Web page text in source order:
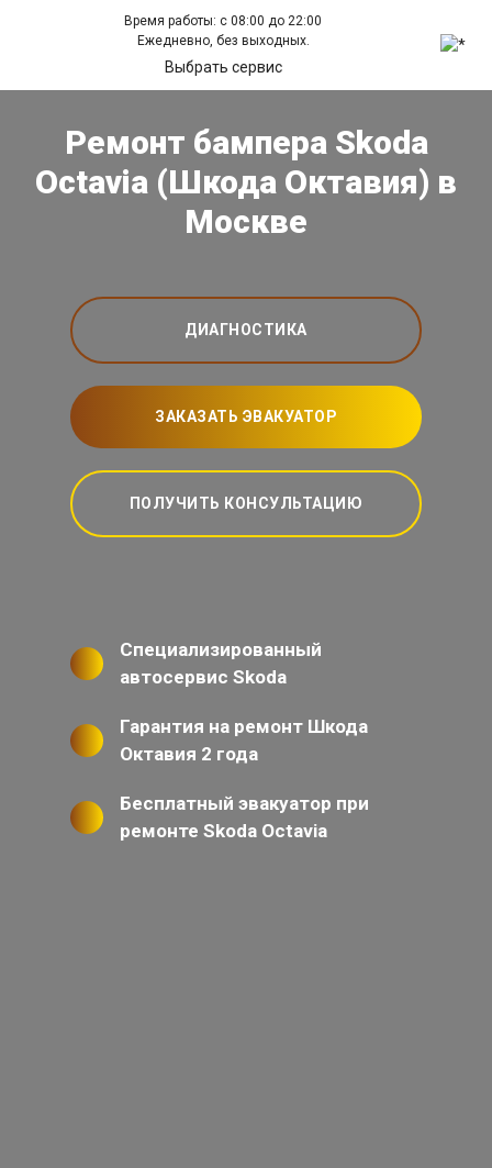
Время работы: с 08:00 до 22:00
Ежедневно, без выходных.
Выбрать сервис
Ремонт бампера Skoda
Octavia (Шкода Октавия) в
Москве
ДИАГНОСТИКА
ЗАКАЗАТЬ ЭВАКУАТОР
ПОЛУЧИТЬ КОНСУЛЬТАЦИЮ
Специализированный
автосервис Skoda
Гарантия на ремонт Шкода
Октавия 2 года
Бесплатный эвакуатор при
ремонте Skoda Octavia